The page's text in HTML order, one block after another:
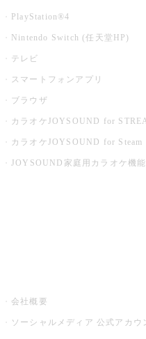
PlayStation®4
Nintendo Switch (任天堂HP)
テレビ
スマートフォンアプリ
ブラウザ
カラオケJOYSOUND for
カラオケJOYSOUND for Steam
JOYSOUND家庭用カラオケ機
会社概要
ソーシャルメディア 公式アカウ